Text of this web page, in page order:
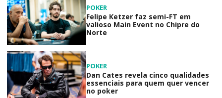
POKER
Felipe Ketzer faz semi-FT em
valioso Main Event no Chipre do
Norte
POKER
Dan Cates revela cinco qualidades
essenciais para quem quer vencer
no poker